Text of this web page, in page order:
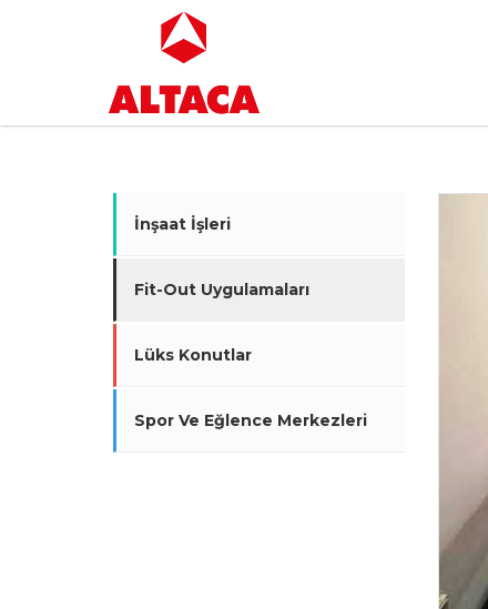
İnşaat İşleri
Fit-Out Uygulamaları
Lüks Konutlar
Spor Ve Eğlence Merkezleri